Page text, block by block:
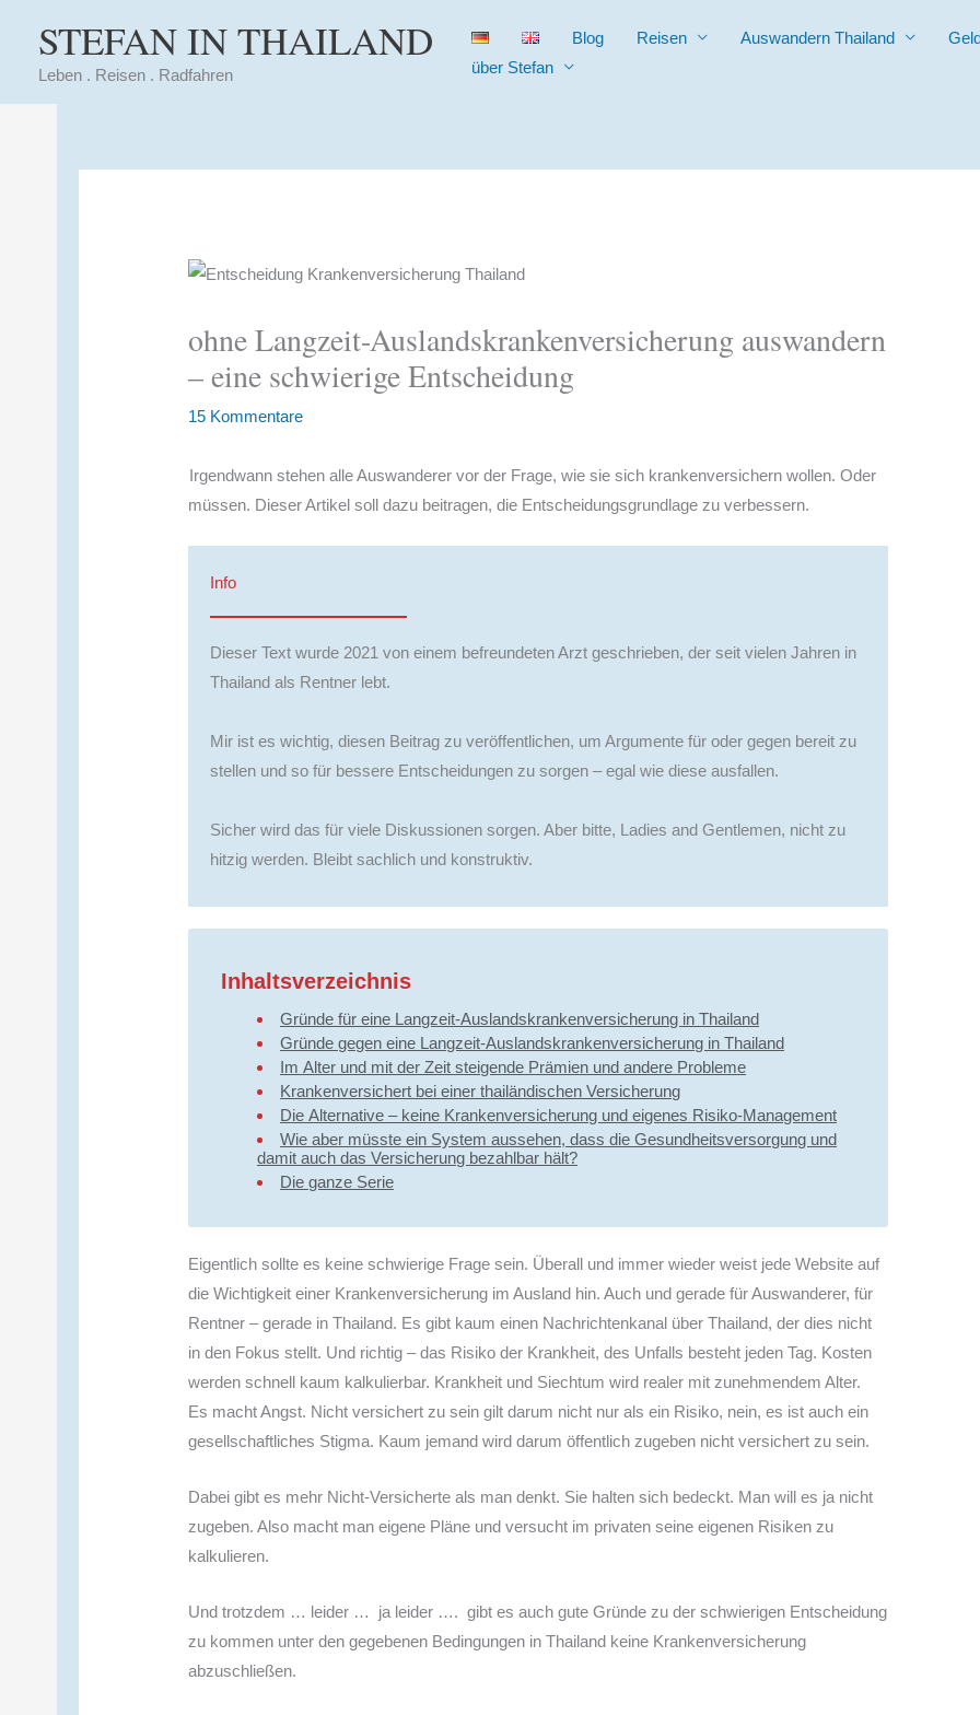
springen
STEFAN IN THAILAND
Leben . Reisen . Radfahren
Blog Reisen Auswandern Thailand
über Stefan
ohne Langzeit-Auslandskrankenversicherung auswandern
– eine schwierige Entscheidung
15 Kommentare
Irgendwann stehen alle Auswanderer vor der Frage, wie sie sich krankenversichern wollen. Oder
müssen. Dieser Artikel soll dazu beitragen, die Entscheidungsgrundlage zu verbessern.
Info
Dieser Text wurde 2021 von einem befreundeten Arzt geschrieben, der seit vielen Jahren in
Thailand als Rentner lebt.
Mir ist es wichtig, diesen Beitrag zu veröffentlichen, um Argumente für oder gegen bereit zu
stellen und so für bessere Entscheidungen zu sorgen – egal wie diese ausfallen.
Sicher wird das für viele Diskussionen sorgen. Aber bitte, Ladies and Gentlemen, nicht zu
hitzig werden. Bleibt sachlich und konstruktiv.
Inhaltsverzeichnis
Gründe für eine Langzeit-Auslandskrankenversicherung in Thailand
Gründe gegen eine Langzeit-Auslandskrankenversicherung in Thailand
Im Alter und mit der Zeit steigende Prämien und andere Probleme
Krankenversichert bei einer thailändischen Versicherung
Die Alternative – keine Krankenversicherung und eigenes Risiko-Management
Wie aber müsste ein System aussehen, dass die Gesundheitsversorgung und
damit auch das Versicherung bezahlbar hält?
Die ganze Serie
Eigentlich sollte es keine schwierige Frage sein. Überall und immer wieder weist jede Website auf
die Wichtigkeit einer Krankenversicherung im Ausland hin. Auch und gerade für Auswanderer, für
Rentner – gerade in Thailand. Es gibt kaum einen Nachrichtenkanal über Thailand, der dies nicht
in den Fokus stellt. Und richtig – das Risiko der Krankheit, des Unfalls besteht jeden Tag. Kosten
werden schnell kaum kalkulierbar. Krankheit und Siechtum wird realer mit zunehmendem Alter.
Es macht Angst. Nicht versichert zu sein gilt darum nicht nur als ein Risiko, nein, es ist auch ein
gesellschaftliches Stigma. Kaum jemand wird darum öffentlich zugeben nicht versichert zu sein.
Dabei gibt es mehr Nicht-Versicherte als man denkt. Sie halten sich bedeckt. Man will es ja nicht
zugeben. Also macht man eigene Pläne und versucht im privaten seine eigenen Risiken zu
kalkulieren.
Und trotzdem … leider … ja leider …. gibt es auch gute Gründe zu der schwierigen Entscheidung
zu kommen unter den gegebenen Bedingungen in Thailand keine Krankenversicherung
abzuschließen.